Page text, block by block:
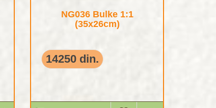
NG036 Bulke 1:1
(35x26cm)
14250 din.